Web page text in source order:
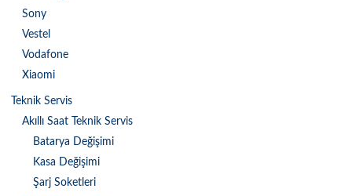
Sony
Vestel
Vodafone
Xiaomi
Teknik Servis
Akıllı Saat Teknik Servis
Batarya Değişimi
Kasa Değişimi
Şarj Soketleri